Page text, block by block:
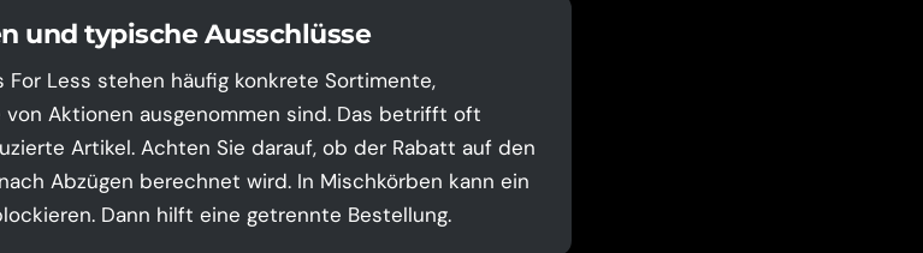
und typische Ausschlüsse
Less stehen häufig konkrete Sortimente,
von Aktionen ausgenommen sind. Das betrifft oft
Artikel. Achten Sie darauf, ob der Rabatt auf den
Abzügen berechnet wird. In Mischkörben kann ein
Dann hilft eine getrennte Bestellung.